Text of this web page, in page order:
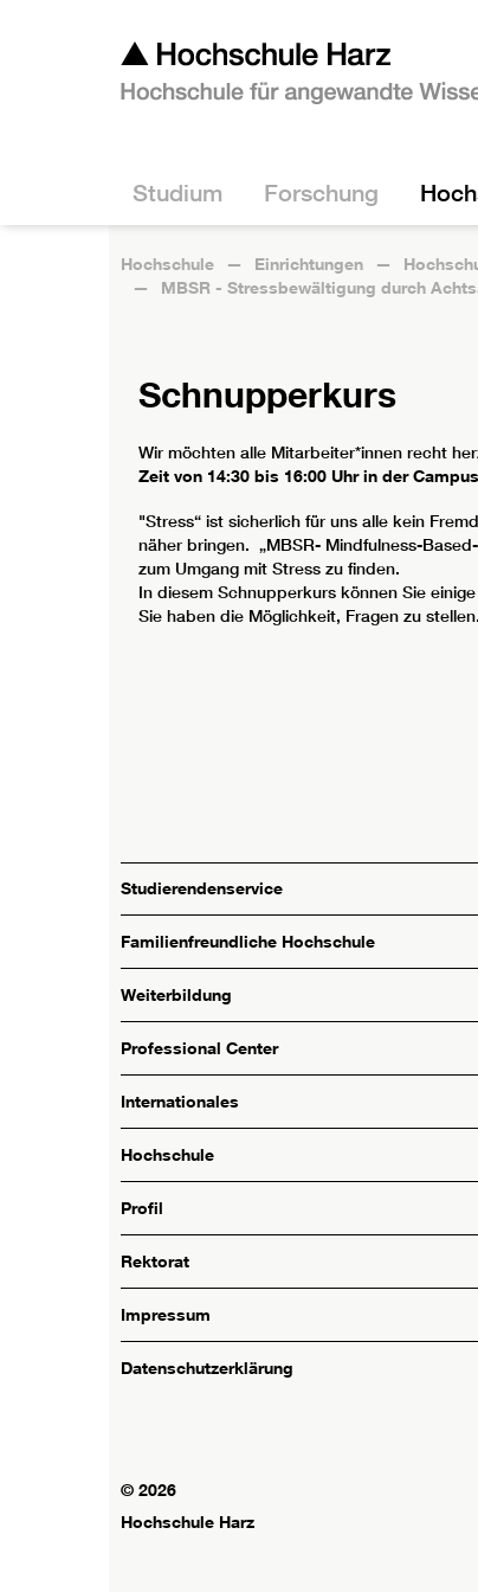
Studium Forschung
Hochschule Einrichtungen
MBSR - Stressbewältigung durch
Schnupperkurs
Wir möchten alle Mitarbeiter*innen recht
Zeit von 14:30 bis 16:00 Uhr in der
"Stress“ ist sicherlich für uns alle kein
näher bringen. „MBSR- Mindfulness-
zum Umgang mit Stress zu finden.
In diesem Schnupperkurs können Sie
Sie haben die Möglichkeit, Fragen zu
Studierendenservice
Familienfreundliche Hochschule
Weiterbildung
Professional Center
Internationales
Hochschule
Profil
Rektorat
Impressum
Datenschutzerklärung
© 2026
Hochschule Harz